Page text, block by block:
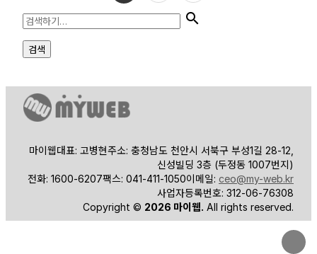
마이웹대표: 고병현주소: 충청남도 천안시 서북구 부성1길 28-12,
신성빌딩 3층 (두정동 1007번지)
전화: 1600-6207팩스: 041-411-1050이메일: ceo@my-web.kr
사업자등록번호: 312-06-76308
Copyright © 2026 마이웹. All rights reserved.